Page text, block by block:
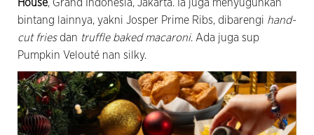
House, Grand Indonesia, Jakarta. Ia juga menyuguhkan
bintang lainnya, yakni Josper Prime Ribs, dibarengi hand-
cut friesdan truffle baked macaroni. Ada juga sup
Pumpkin Velouté nan silky.